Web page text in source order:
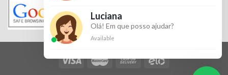
Luciana
Olá! Em que posso ajudar?
Available